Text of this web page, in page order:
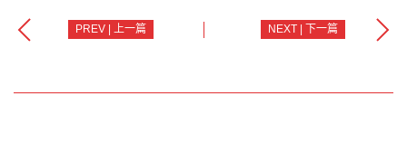
PREV | 上一篇 NEXT | 下一篇